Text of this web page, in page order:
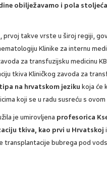
obilježavamo i pola
prvoj takve vrste u široj regiji,
Klinike za internu
za transfuzijsku medicinu
tkiva Kliničkog zavoda za
na hrvatskom jeziku koja će
koji se u radu susreću s
je umirovljena profesorica
tkiva, kao prvi u Hrvatskoj
bubrega pod